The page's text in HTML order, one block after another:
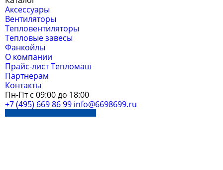
Аксессуары
Вентиляторы
Тепловентиляторы
Тепловые завесы
Фанкойлы
О компании
Прайс-лист Тепломаш
Партнерам
Контакты
Пн-Пт с 09:00 до 18:00
+7 (495) 669 86 99 info@6698699.ru